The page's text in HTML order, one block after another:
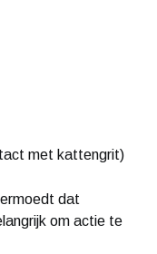
met kattengrit)
dat
om actie te